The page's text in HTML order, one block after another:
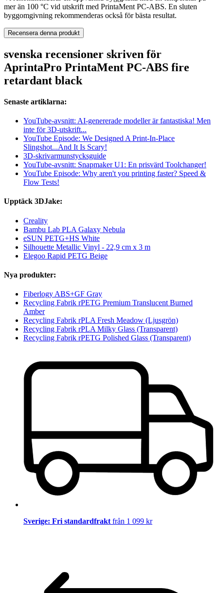
mer än 100 °C vid utskrift med PrintaMent PC-ABS. En sluten
byggomgivning rekommenderas också för bästa resultat.
Recensera denna produkt
svenska recensioner skriven för
AprintaPro PrintaMent PC-ABS fire
retardant black
Senaste artiklarna:
YouTube-avsnitt: AI-genererade modeller är fantastiska! Men
inte för 3D-utskrift...
YouTube Episode: We Designed A Print-In-Place
Slingshot...And It Is Scary!
3D-skrivarmunstycksguide
YouTube-avsnitt: Snapmaker U1: En prisvärd Toolchanger!
YouTube Episode: Why aren't you printing faster? Speed &
Flow Tests!
Upptäck 3DJake:
Creality
Bambu Lab PLA Galaxy Nebula
eSUN PETG+HS White
Silhouette Metallic Vinyl - 22,9 cm x 3 m
Elegoo Rapid PETG Beige
Nya produkter:
Fiberlogy ABS+GF Gray
Recycling Fabrik rPETG Premium Translucent Burned
Amber
Recycling Fabrik rPLA Fresh Meadow (Ljusgrön)
Recycling Fabrik rPLA Milky Glass (Transparent)
Recycling Fabrik rPETG Polished Glass (Transparent)
Sverige: Fri standardfrakt från 1 099 kr